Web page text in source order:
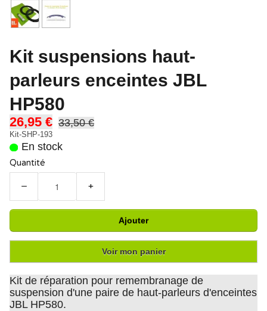
Kit suspensions haut-
parleurs enceintes JBL
HP580
26,95 € 33,50 €
Kit-SHP-193
En stock
Quantité
− +
Ajouter
Voir mon panier
Kit de réparation pour remembranage de
suspension d'une paire de haut-parleurs d'enceintes
JBL HP580.